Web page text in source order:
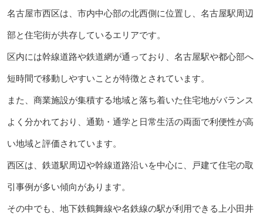
名古屋市西区は、市内中心部の北西側に位置し、名古屋駅周辺
部と住宅街が共存しているエリアです。
区内には幹線道路や鉄道網が通っており、名古屋駅や都心部へ
短時間で移動しやすいことが特徴とされています。
また、商業施設が集積する地域と落ち着いた住宅地がバランス
よく分かれており、通勤・通学と日常生活の両面で利便性が高
い地域と評価されています。
西区は、鉄道駅周辺や幹線道路沿いを中心に、戸建て住宅の取
引事例が多い傾向があります。
その中でも、地下鉄鶴舞線や名鉄線の駅が利用できる上小田井